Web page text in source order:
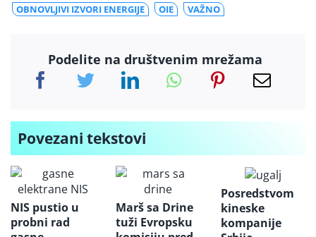
OBNOVLJIVI IZVORI ENERGIJE OIE VAŽNO
Podelite na društvenim mrežama
Povezani tekstovi
NIS pustio u
probni rad
Marš sa Drine
tuži Evropsku
Posredstvom
kineske
kompanije